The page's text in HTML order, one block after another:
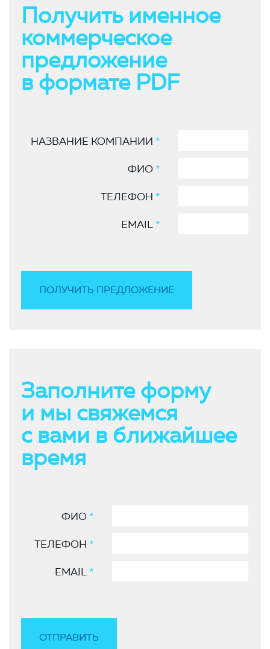
Получить именное
коммерческое
предложение
в формате PDF
НАЗВАНИЕ КОМПАНИИ *
ФИО *
ТЕЛЕФОН *
EMAIL *
Заполните форму
и мы свяжемся
с вами в ближайшее
время
ФИО *
ТЕЛЕФОН *
EMAIL *